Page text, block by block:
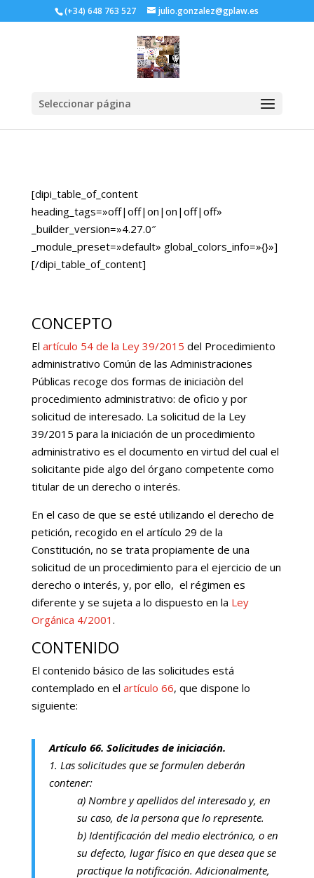
(+34) 648 763 527 julio.gonzalez@gplaw.es
Seleccionar página
[dipi_table_of_content
heading_tags=»off|off|on|on|off|off»
_builder_version=»4.27.0″
_module_preset=»default» global_colors_info=»{}»]
[/dipi_table_of_content]
CONCEPTO
El artículo 54 de la Ley 39/2015 del Procedimiento
administrativo Común de las Administraciones
Públicas recoge dos formas de iniciaciòn del
procedimiento administrativo: de oficio y por
solicitud de interesado. La solicitud de la Ley
39/2015 para la iniciación de un procedimiento
administrativo es el documento en virtud del cual el
solicitante pide algo del órgano competente como
titular de un derecho o interés.
En el caso de que se esté utilizando el derecho de
petición, recogido en el artículo 29 de la
Constitución, no se trata propiamente de una
solicitud de un procedimiento para el ejercicio de un
derecho o interés, y, por ello, el régimen es
diferente y se sujeta a lo dispuesto en la Ley
Orgánica 4/2001 .
CONTENIDO
El contenido básico de las solicitudes está
contemplado en el artículo 66, que dispone lo
siguiente:
Artículo 66. Solicitudes de iniciación.
1. Las solicitudes que se formulen deberán
contener:
a) Nombre y apellidos del interesado y, en
su caso, de la persona que lo represente.
b) Identificación del medio electrónico, o en
su defecto, lugar físico en que desea que se
practique la notificación. Adicionalmente,